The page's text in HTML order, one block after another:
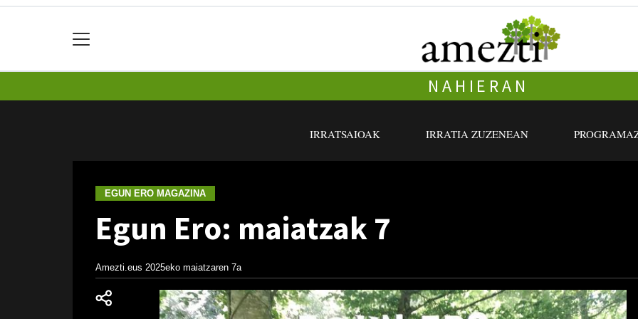
NAHIERAN
IRRATSAIOAK IRRATIA ZUZENEAN
EGUN ERO MAGAZINA
Egun Ero: maiatzak 7
Amezti.eus 2025eko maiatzaren 7a